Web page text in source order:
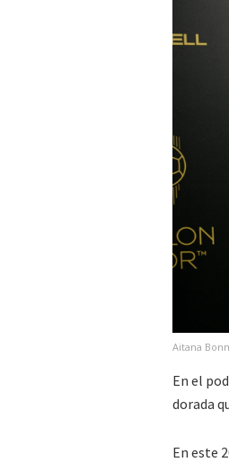
Aitana
En el
dorada
En este